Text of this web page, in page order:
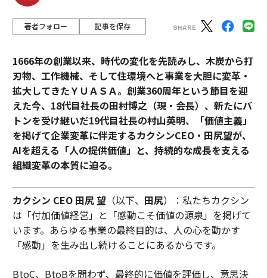
著者フォロー 記事を保存
1666年の創業以来、時代の変化を先読みし、木炭から打
刃物、工作機械、そして住環境へと事業を大胆に変革・
拡大してきたＹＵＡＳＡ。創業360周年という節目を迎
えた今、18代目社長の田村博之（現・会長）、新たにバ
トンを受け継いだ19代目社長の村山英明、「価値主義」
を掲げて企業変革に伴走するカクシンCEO・田尻望が、
AIを超える「人の提供価値」と、持続的な成長を支える
組織変革の本質に迫る。
カクシン CEO 田尻 望（以下、 田尻）：私たちカクシン
は「付加価値経営」と「感動こそ価値の源泉」を掲げて
います。あらゆる事業の最終目的は、人の心を動かす
「感動」を生み出し続けることにあるからです。
BtoC、BtoBを問わず、最終的に価値を評価し、意思決